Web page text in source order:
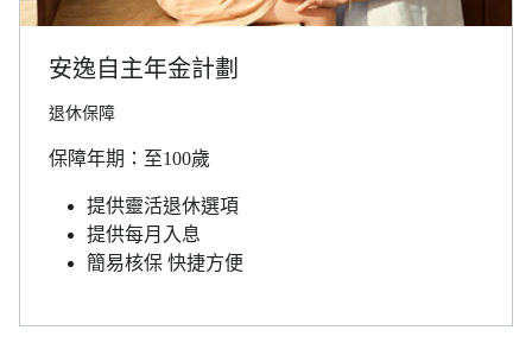
安逸自主年金計劃
退休保障
保障年期：至100歲
提供靈活退休選項
提供每月入息
簡易核保 快捷方便